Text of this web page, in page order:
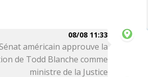
08/08 11:33
américain approuve la
de Todd Blanche comme
ministre de la Justice